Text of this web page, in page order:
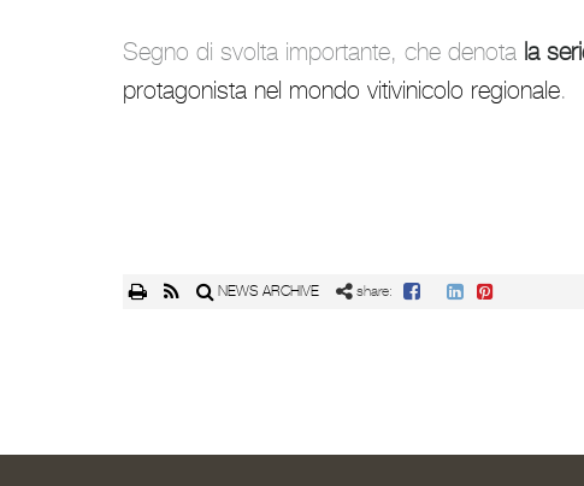
Segno di svolta importante, che denota la
protagonista nel mondo vitivinicolo regionale.
NEWS ARCHIVE share: